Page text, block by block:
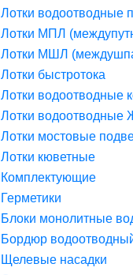
Лотки водоотводные
Лотки МПЛ
Лотки МШЛ
Лотки быстротока
Лотки водоотводные
Лотки водоотводные
Лотки мостовые
Лотки кюветные
Комплектующие
Герметики
Блоки монолитные
Бордюр
Щелевые насадки